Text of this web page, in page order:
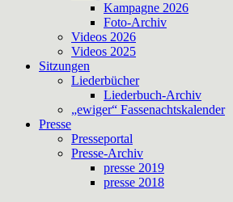
Kampagne 2026
Foto-Archiv
Videos 2026
Videos 2025
Sitzungen
Liederbücher
Liederbuch-Archiv
„ewiger“ Fassenachtskalender
Presse
Presseportal
Presse-Archiv
presse 2019
presse 2018